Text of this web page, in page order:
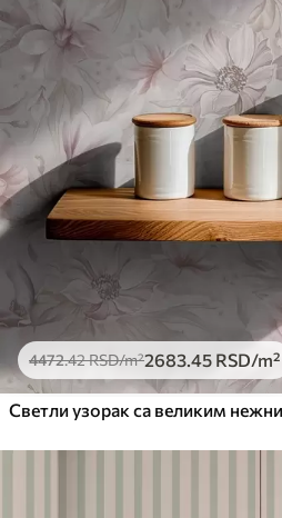
4472.42RSD/m²2683.45 RSD/m²